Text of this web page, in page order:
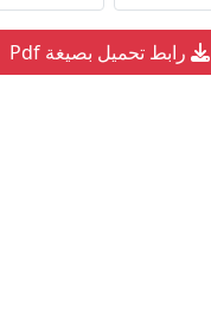
رابط تحميل بصيغة Pdf